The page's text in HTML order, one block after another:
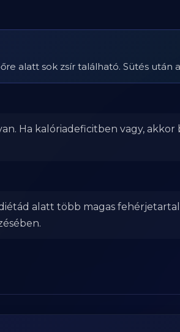
alatt sok zsír található. Sütés után
Ha kalóriadeficitben vagy,
alatt több magas